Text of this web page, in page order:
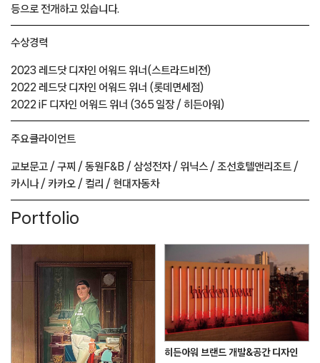
등으로 전개하고 있습니다.
수상경력
2023 레드닷 디자인 어워드 위너(스트라드비젼)
2022 레드닷 디자인 어워드 위너 (롯데면세점)
2022 iF 디자인 어워드 위너 (365 일장 / 히든아워)
주요클라이언트
교보문고 / 구찌 / 동원F&B / 삼성전자 / 위닉스 / 조선호텔앤리조트 /
카시나 / 카카오 / 컬리 / 현대자동차
Portfolio
히든아워 브랜드 개발&공간 디자인